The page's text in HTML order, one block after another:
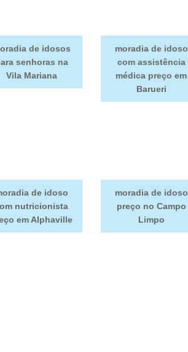
de idosos
senhoras na
Vila Mariana
moradia de idoso
com assistência
médica preço em
Barueri
de idoso
nutricionista
em Alphaville
moradia de idoso
preço no Campo
Limpo